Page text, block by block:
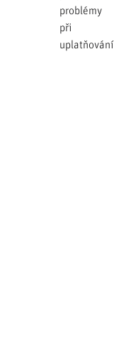
problémy
při
uplatňování